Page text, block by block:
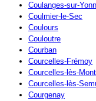
Coulanges-sur-
Coulmier-le-Sec
Coulours
Couloutre
Courban
Courcelles-Frémoy
Courcelles-lès-
Courcelles-lès-
Courgenay